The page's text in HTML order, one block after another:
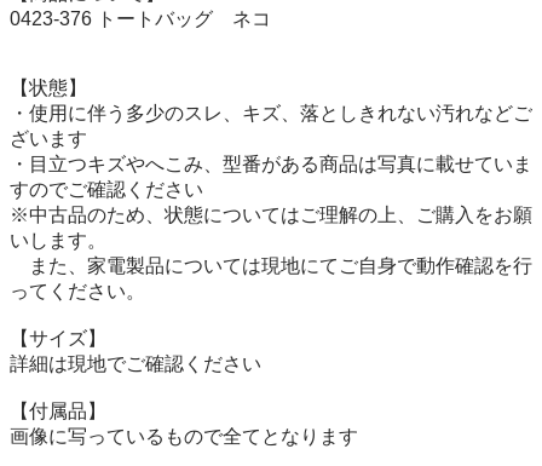
0423-376 トートバッグ　ネコ
【状態】
・使用に伴う多少のスレ、キズ、落としきれない汚れなどご
ざいます
・目立つキズやへこみ、型番がある商品は写真に載せていま
すのでご確認ください
※中古品のため、状態についてはご理解の上、ご購入をお願
いします。
また、家電製品については現地にてご自身で動作確認を行
ってください。
【サイズ】
詳細は現地でご確認ください
【付属品】
画像に写っているもので全てとなります